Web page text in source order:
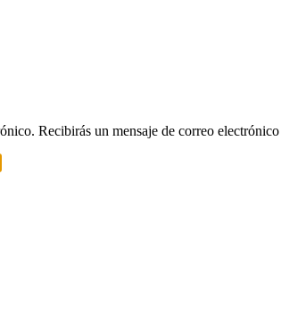
Recibirás un mensaje de correo